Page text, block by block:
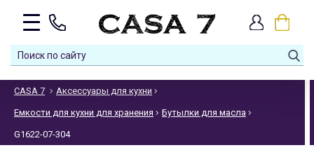
CASA 7 Аксессуары для кухни
Емкости для кухни для хранения Бутылки для масла
G1622-07-304